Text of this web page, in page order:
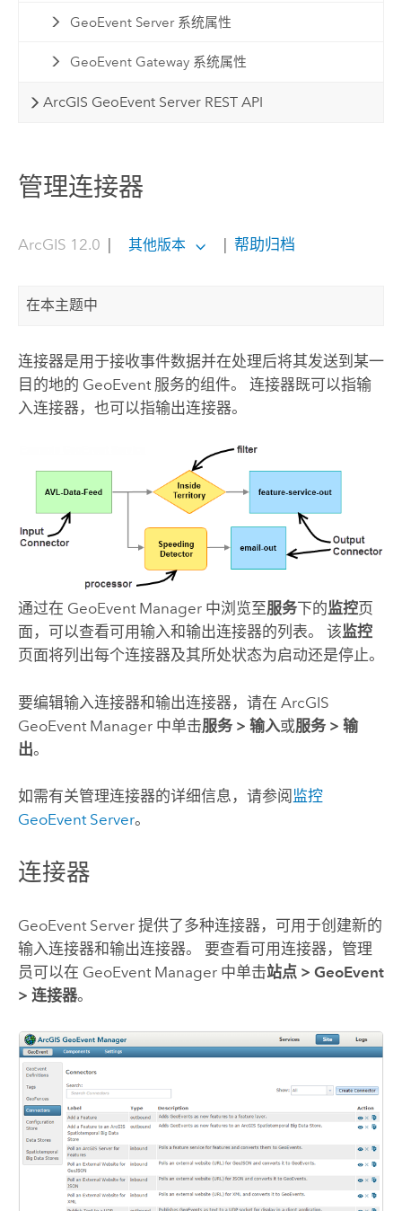
GeoEvent Server 系统属性
GeoEvent Gateway 系统属性
ArcGIS GeoEvent Server REST API
管理连接器
ArcGIS 12.0 | 其他版本 | 帮助归档
在本主题中
连接器是用于接收事件数据并在处理后将其发送到某一
目的地的 GeoEvent 服务的组件。 连接器既可以指输
入连接器，也可以指输出连接器。
通过在 GeoEvent Manager中浏览至服务下的监控页
面，可以查看可用输入和输出连接器的列表。 该监控
页面将列出每个连接器及其所处状态为启动还是停止。
要编辑输入连接器和输出连接器，请在 ArcGIS
GeoEvent Manager中单击服务 > 输入或服务 > 输
出。
如需有关管理连接器的详细信息，请参阅 监控
GeoEvent Server。
连接器
GeoEvent Server提供了多种连接器，可用于创建新的
输入连接器和输出连接器。 要查看可用连接器，管理
员可以在 GeoEvent Manager中单击站点 > GeoEvent
> 连接器。